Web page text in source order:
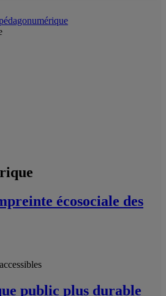
écosociale des
public plus durable